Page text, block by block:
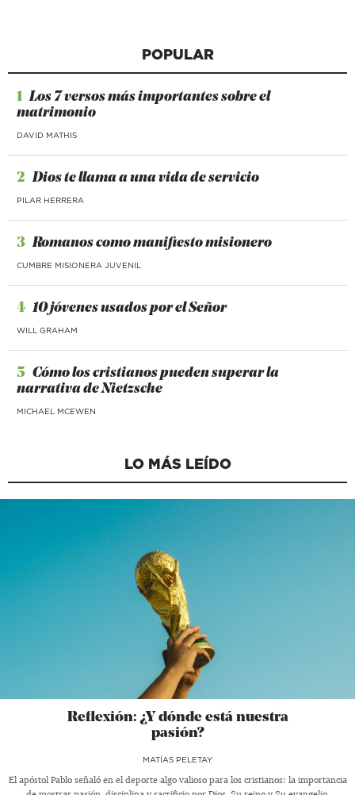
POPULAR
1 Los 7 versos más importantes sobre el
matrimonio
DAVID MATHIS
2 Dios te llama a una vida de servicio
PILAR HERRERA
3 Romanos como manifiesto misionero
CUMBRE MISIONERA JUVENIL
4 10 jóvenes usados por el Señor
WILL GRAHAM
5 Cómo los cristianos pueden superar la
narrativa de Nietzsche
MICHAEL MCEWEN
LO MÁS LEÍDO
Reflexión: ¿Y dónde está nuestra
pasión?
MATÍAS PELETAY
El apóstol Pablo señaló en el deporte algo valioso para los cristianos: la importancia